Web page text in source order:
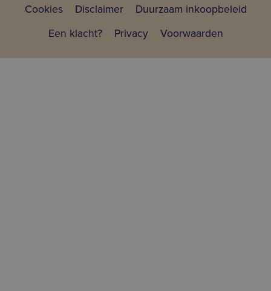
Cookies Disclaimer
Duurzaam inkoopbeleid
Een klacht?
Privacy Voorwaarden